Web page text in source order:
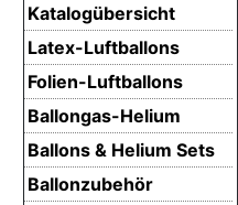
Katalogübersicht
Latex-Luftballons
Folien-Luftballons
Ballongas-Helium
Ballons & Helium Sets
Ballonzubehör